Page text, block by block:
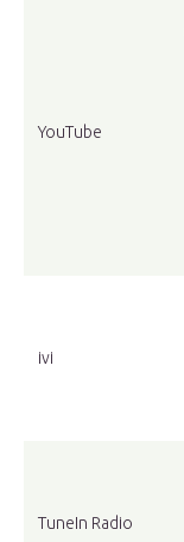
YouTube
ivi
TuneIn Radio